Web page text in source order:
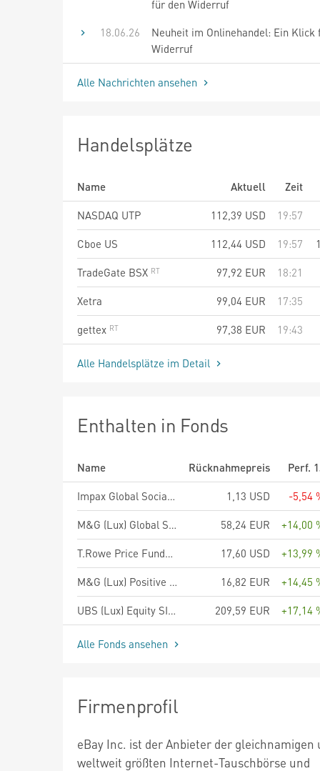
für den Widerruf
18.06.26
Neuheit im Onlinehandel: Ein Klick
Widerruf
Alle Nachrichten ansehen
Handelsplätze
Name Aktuell
Zeit
NASDAQ UTP
112,39 USD
19:57
Cboe US
112,44 USD 19:57
TradeGate BSX
97,92 EUR
18:21
Xetra
99,04 EUR
17:35
gettex
97,38 EUR 19:43
Alle Handelsplätze im Detail
Enthalten in Fonds
Name Rücknahmepreis
Perf.
Impax Global Social Leaders Fund US Dollar X Accumulation
1,13 USD
-5,54
M&G (Lux) Global Sustain Paris Aligned Fund EUR A Acc
58,24 EUR
+14,00
T.Rowe Price Funds SICAV US Impact Equity Fund A USD Accumulating
17,60 USD
+13,99
M&G (Lux) Positive Impact Fund EUR A Acc
16,82 EUR
+14,45
UBS (Lux) Equity SICAV - US Income (USD), Anteilsklasse (EUR hedged) P-acc, EUR
209,59 EUR +17,14
Alle Fonds ansehen
Firmenprofil
eBay Inc. ist der Anbieter der gleichnamigen
weltweit größten Internet-Tauschbörse und